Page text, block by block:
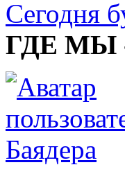
Сегодня
ГДЕ МЫ
Баядера